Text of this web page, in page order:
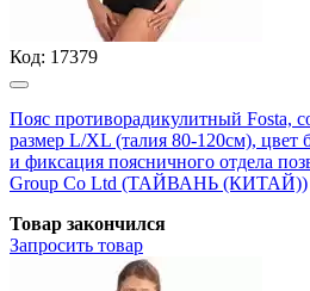
Код: 17379
Пояс противорадикулитный Fosta,
размер L/XL (талия 80-120см), цвет
и фиксация поясничного отдела
Group Co Ltd (ТАЙВАНЬ (КИТАЙ))
Товар закончился
Запросить товар